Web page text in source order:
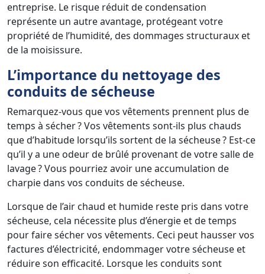
entreprise. Le risque réduit de condensation
représente un autre avantage, protégeant votre
propriété de l’humidité, des dommages structuraux et
de la moisissure.
L’importance du nettoyage des
conduits de sécheuse
Remarquez-vous que vos vêtements prennent plus de
temps à sécher ? Vos vêtements sont-ils plus chauds
que d’habitude lorsqu’ils sortent de la sécheuse ? Est-ce
qu’il y a une odeur de brûlé provenant de votre salle de
lavage ? Vous pourriez avoir une accumulation de
charpie dans vos conduits de sécheuse.
Lorsque de l’air chaud et humide reste pris dans votre
sécheuse, cela nécessite plus d’énergie et de temps
pour faire sécher vos vêtements. Ceci peut hausser vos
factures d’électricité, endommager votre sécheuse et
réduire son efficacité. Lorsque les conduits sont